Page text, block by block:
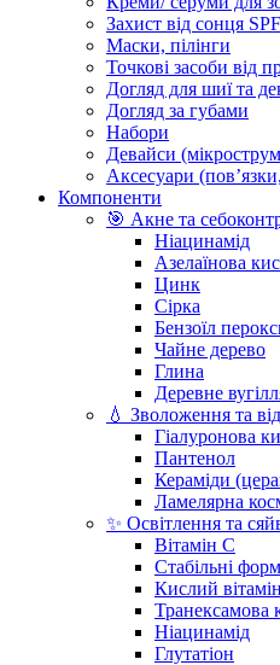
Захист від сонця SPF
Маски, пілінги
Точкові засоби від
Догляд для шиї та
Догляд за губами
Набори
Девайси
Аксесуари
Компоненти
🎯 Акне та
Ніацинамід
Азелаїнова
Цинк
Сірка
Бензоїл
Чайне дерево
Глина
Деревне
💧 Зволоження та
Гіалуронова
Пантенол
Кераміди
Ламелярна
✨ Освітлення та
Вітамін С
Стабільні
Кислий
Транексамова
Ніацинамід
Глутатіон